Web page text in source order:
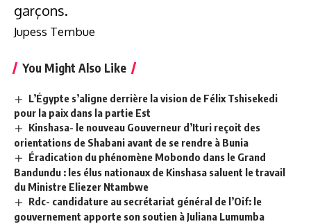
garçons.
Jupess Tembue
You Might Also Like
L’Égypte s’aligne derrière la vision de Félix Tshisekedi
pour la paix dans la partie Est
Kinshasa- le nouveau Gouverneur d’Ituri reçoit des
orientations de Shabani avant de se rendre à Bunia
Éradication du phénomène Mobondo dans le Grand
Bandundu : les élus nationaux de Kinshasa saluent le travail
du Ministre Eliezer Ntambwe
Rdc- candidature au secrétariat général de l’Oif: le
gouvernement apporte son soutien à Juliana Lumumba